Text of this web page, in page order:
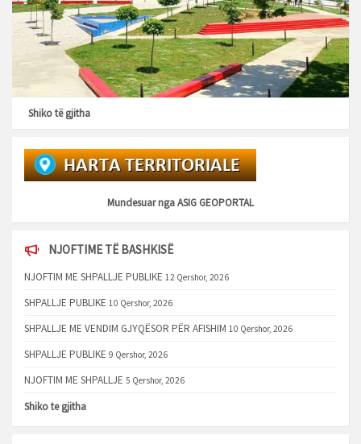
Shiko të gjitha
Mundesuar ngaASIG GEOPORTAL
NJOFTIME TË BASHKISË
NJOFTIM ME SHPALLJE PUBLIKE 12 Qershor, 2026
SHPALLJE PUBLIKE 10 Qershor, 2026
SHPALLJE ME VENDIM GJYQËSOR PËR AFISHIM 10 Qershor, 2026
SHPALLJE PUBLIKE 9 Qershor, 2026
NJOFTIM ME SHPALLJE 5 Qershor, 2026
Shiko te gjitha